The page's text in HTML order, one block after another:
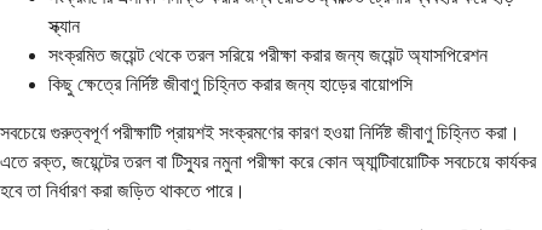
স্ক্যান
সংক্রমিত জয়েন্ট থেকে তরল সরিয়ে পরীক্ষা করার জন্য জয়েন্ট অ্যাসপিরেশন
কিছু ক্ষেত্রে নির্দিষ্ট জীবাণু চিহ্নিত করার জন্য হাড়ের বায়োপসি
সবচেয়ে গুরুত্বপূর্ণ পরীক্ষাটি প্রায়শই সংক্রমণের কারণ হওয়া নির্দিষ্ট জীবাণু চিহ্নিত করা।
এতে রক্ত, জয়েন্টের তরল বা টিস্যুর নমুনা পরীক্ষা করে কোন অ্যান্টিবায়োটিক সবচেয়ে কার্যকর
হবে তা নির্ধারণ করা জড়িত থাকতে পারে।